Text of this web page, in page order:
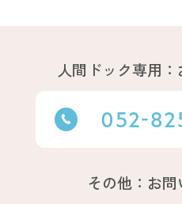
人間ドック専用
052-
その他：お